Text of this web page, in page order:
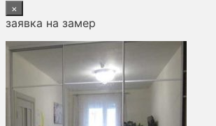
×
заявка на замер